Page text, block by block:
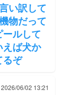
い訳して
物だって
ルして
ば犬か
るぞ
2026/06/02 13:21